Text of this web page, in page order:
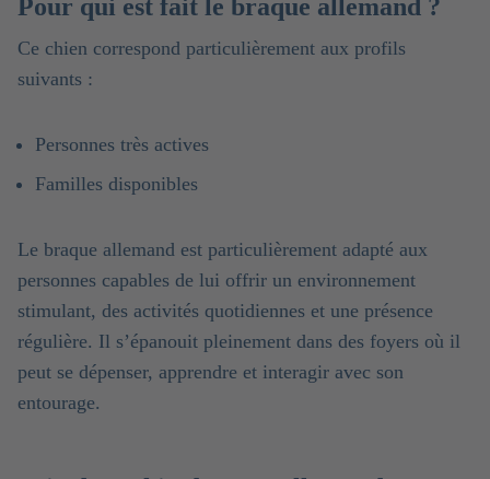
Pour qui est fait le braque allemand ?
Ce chien correspond particulièrement aux profils
suivants :
Personnes très actives
Familles disponibles
Le braque allemand est particulièrement adapté aux
personnes capables de lui offrir un environnement
stimulant, des activités quotidiennes et une présence
régulière. Il s’épanouit pleinement dans des foyers où il
peut se dépenser, apprendre et interagir avec son
entourage.